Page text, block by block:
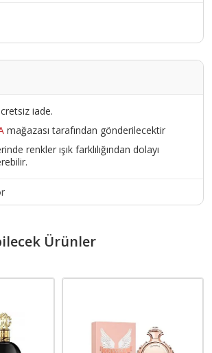
iade.
mağazası tarafından gönderilecektir
renkler ışık farklılığından dolayı
Ürünler